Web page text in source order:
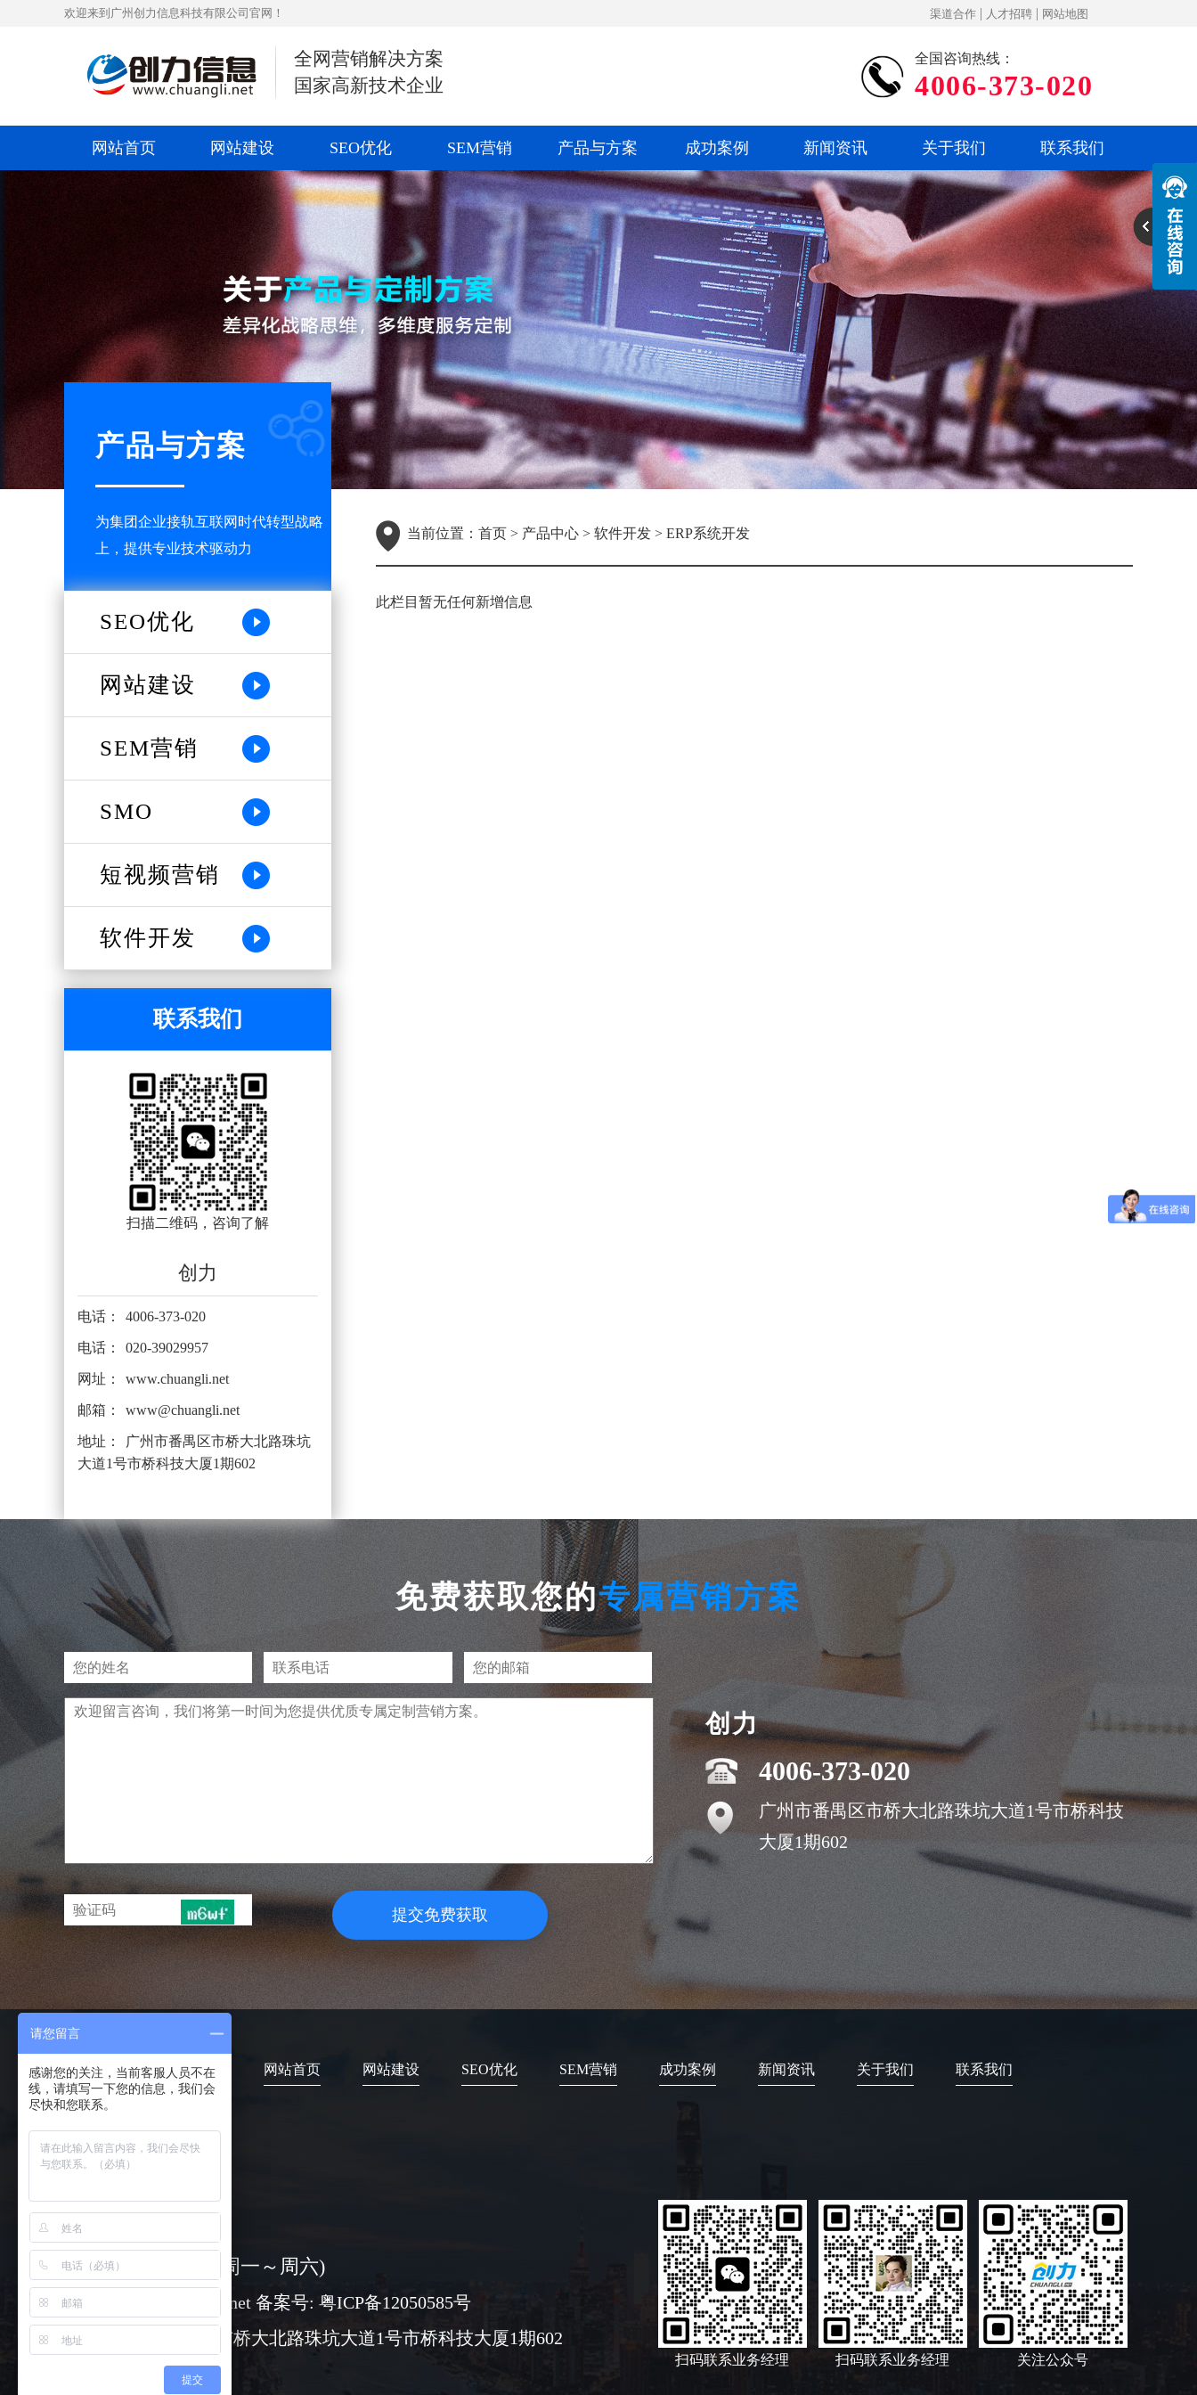
欢迎来到广州创力信息科技有限公司官网！ 渠道合作 | 人才招聘 | 网站地图
全网营销解决方案
国家高新技术企业
全国咨询热线：
4006-373-020
网站首页 网站建设 SEO优化 SEM营销 产品与方案 成功案例 新闻资讯 关于我们 联系我们
产品与方案
为集团企业接轨互联网时代转型战略
上，提供专业技术驱动力
SEO优化
网站建设
SEM营销
SMO
短视频营销
软件开发
联系我们
扫描二维码，咨询了解
创力
电话： 4006-373-020
电话： 020-39029957
网址： www.chuangli.net
邮箱： www@chuangli.net
地址：
广州市番禺区市桥大北路珠坑
大道1号市桥科技大厦1期602
当前位置： 首页 > 产品中心 > 软件开发 > ERP系统开发
此栏目暂无任何新增信息
免费获取您的专属营销方案
提交免费获取
创力
4006-373-020
广州市番禺区市桥大北路珠坑大道1号市桥科技
大厦1期602
网站首页 网站建设 SEO优化 SEM营销 成功案例 新闻资讯 关于我们 联系我们
08:30-18:00 ( 周一～周六)
www@chuangli.net 备案号: 粤ICP备12050585号
广州市番禺区市桥大北路珠坑大道1号市桥科技大厦1期602
关注公众号
扫码联系业务经理
扫码联系业务经理
请您留言
感谢您的关注，当前客服人员不在
线，请填写一下您的信息，我们会
尽快和您联系。
提交